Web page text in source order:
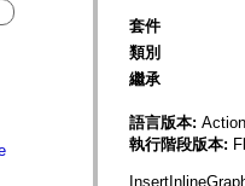
套件
類別
繼承
語言版本:
執行階段版本: